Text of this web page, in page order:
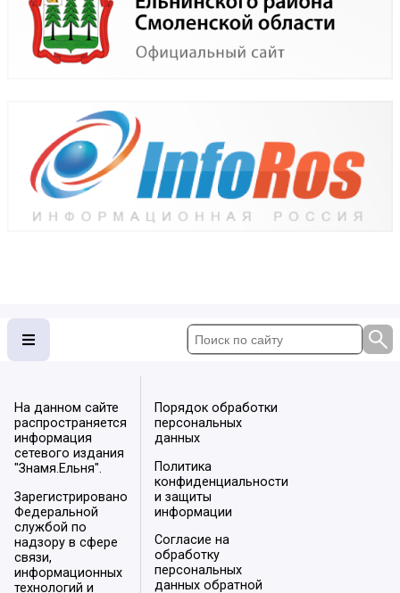
На данном сайте
распространяется
информация
сетевого издания
"Знамя.Ельня".
Зарегистрировано
Федеральной
службой по
надзору в сфере
связи,
информационных
технологий и
Порядок обработки
персональных
данных
Политика
конфиденциальности
и защиты
информации
Согласие на
обработку
персональных
данных обратной